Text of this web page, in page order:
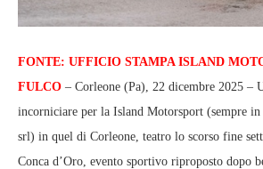
FONTE: UFFICIO STAMPA ISLAND
FULCO – Corleone (Pa), 22 dicembre 2025 –
incorniciare per la Island Motorsport (sempre
srl) in quel di Corleone, teatro lo scorso fine
Conca d’Oro, evento sportivo riproposto dopo